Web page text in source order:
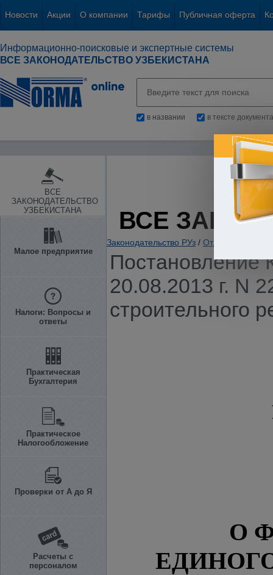
Новости Акции О компании Тарифы Публичная оферта
Информационно-поисковые и экспертные системы
ВСЕ ЗАКОНОДАТЕЛЬСТВО УЗБЕКИСТАНА
в названии в тексте документа
ВСЕ
ЗАКОНОДАТЕЛЬСТВО
УЗБЕКИСТАНА
Малое предприятие
Налоги: Вопросы и
ответы
Практическая
Бухгалтерия
Практическое
Налогообложение
Проверки от А до Я
Расчеты с
персоналом
ВСЕ
Законодательство РУз / Отдельные
Постановление
20.08.2013 г. N
строительного
О